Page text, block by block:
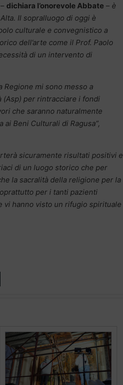
– dichiara l’onorevole Abbate – è
Il sopralluogo di oggi è
culturale e convegnistico a
dell’arte come il Prof. Paolo
di un intervento di
Regione mi sono messo a
per rintracciare i fondi
che saranno naturalmente
Beni Culturali di Ragusa”,
sicuramente risultati positivi e
di un luogo storico che per
la sacralità della religione per la
per i tanti pazienti
vi hanno visto un rifugio spirituale